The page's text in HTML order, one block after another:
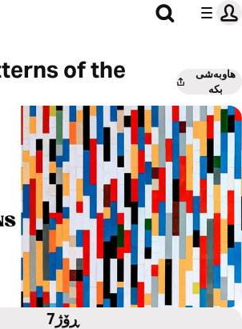
of the
هاوبەشی
بکە
7ڕۆژ